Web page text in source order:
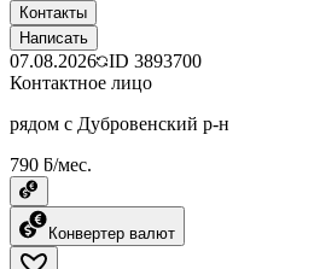
Контакты
Написать
07.08.2026 ID 3893700
Контактное лицо
рядом с Дубровенский р-н
790 ƃ/мес.
Конвертер валют